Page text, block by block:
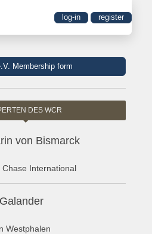
log-in register
Membership form
DES WCR
von Bismarck
Chase International
Westphalen